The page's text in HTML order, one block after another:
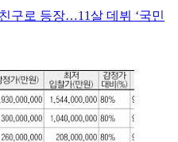
구로 등장…11살 데뷔 ‘국민